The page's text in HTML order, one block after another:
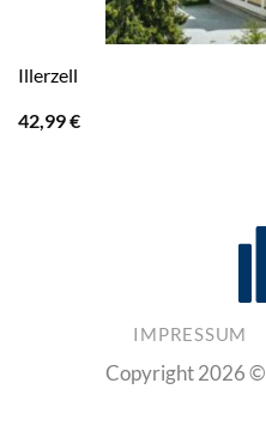
Illerzell
42,99€
IMPRESSUM
Copyright 2026 ©